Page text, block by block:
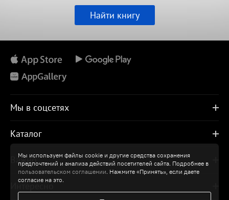
Мы используем файлы cookie и другие средства сохранения
предпочтений и анализа действий посетителей сайта. Подробнее в
пользовательском соглашении. Нажмите «Принять», если даете
согласие на это.
Найти книгу
Мы в соцсетях
Каталог
Важно
Интересно